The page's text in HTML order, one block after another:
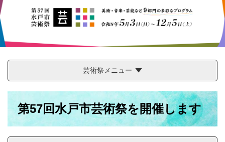
芸術祭メニュー
第57回水戸市芸術祭を開催します